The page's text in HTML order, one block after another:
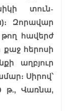
տուն-
Զորավար
հավերժ
հերոսի
աղբյուր
Սիրով՝
թ., Վառնա,